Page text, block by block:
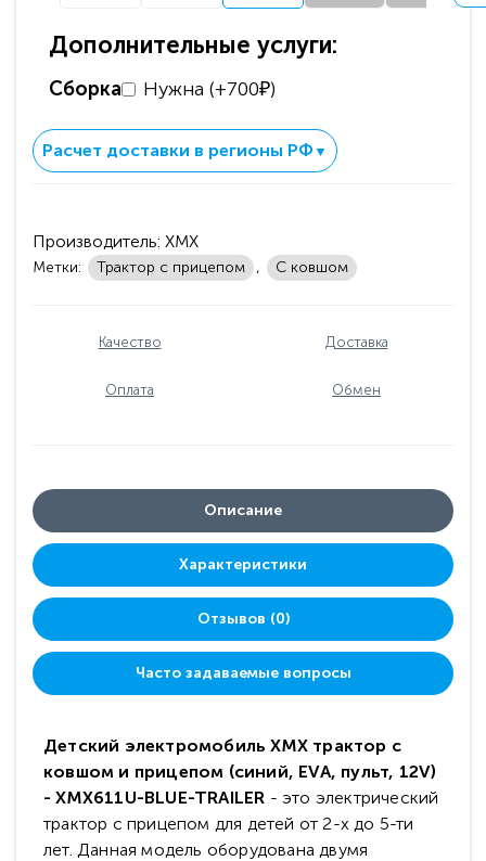
Дополнительные услуги:
Сборка Нужна (+700₽)
Расчет доставки в регионы РФ ▼
Производитель: XMX
Метки: Трактор с прицепом , С ковшом
Качество Доставка
Оплата Обмен
Описание
Характеристики
Отзывов (0)
Часто задаваемые вопросы
Детский электромобиль XMX трактор с
ковшом и прицепом (синий, EVA, пульт, 12V)
- XMX611U-BLUE-TRAILER - это электрический
трактор с прицепом для детей от 2-х до 5-ти
лет. Данная модель оборудована двумя